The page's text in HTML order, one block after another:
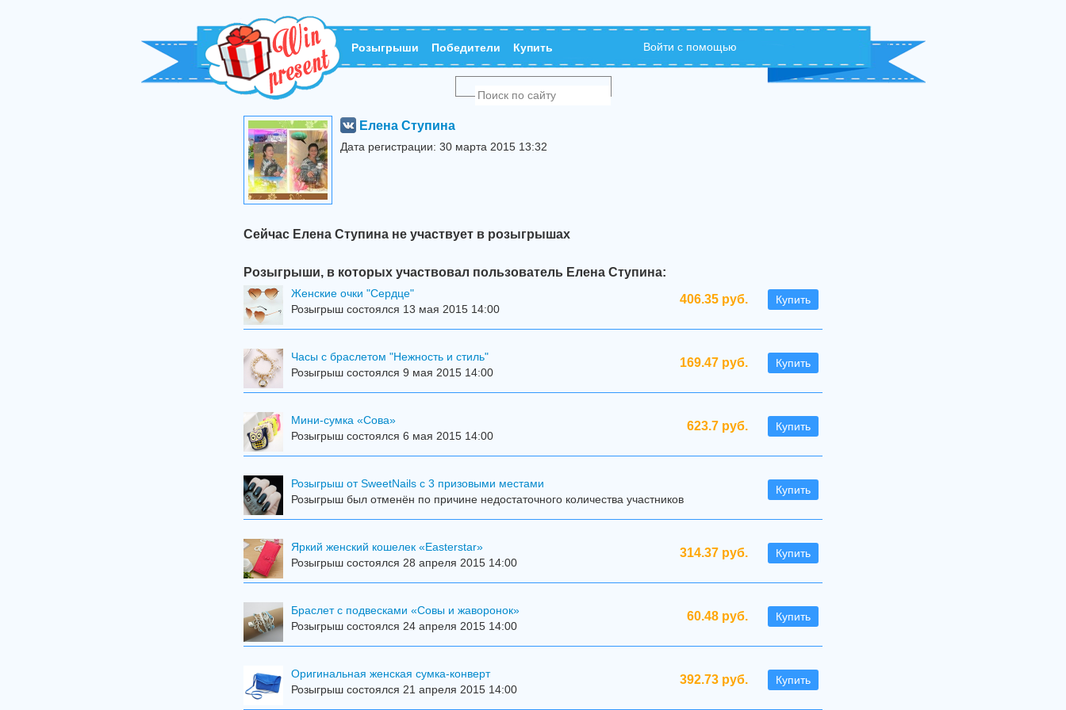
Розыгрыши Победители Купить Войти с помощью
Елена Ступина
Дата регистрации: 30 марта 2015 13:32
Сейчас Елена Ступина не участвует в розыгрышах
Розыгрыши, в которых участвовал пользователь Елена Ступина:
406.35 руб. Купить
Женские очки "Сердце"
Розыгрыш состоялся 13 мая 2015 14:00
169.47 руб. Купить
Часы с браслетом "Нежность и стиль"
Розыгрыш состоялся 9 мая 2015 14:00
623.7 руб. Купить
Мини-сумка «Сова»
Розыгрыш состоялся 6 мая 2015 14:00
Купить
Розыгрыш от SweetNails с 3 призовыми местами
Розыгрыш был отменён по причине недостаточного количества участников
314.37 руб. Купить
Яркий женский кошелек «Easterstar»
Розыгрыш состоялся 28 апреля 2015 14:00
60.48 руб. Купить
Браслет с подвесками «Совы и жаворонок»
Розыгрыш состоялся 24 апреля 2015 14:00
392.73 руб. Купить
Оригинальная женская сумка-конверт
Розыгрыш состоялся 21 апреля 2015 14:00